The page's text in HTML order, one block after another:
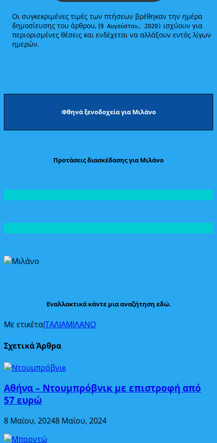
Οι συγκεκριμένες τιμές των πτήσεων βρέθηκαν την ημέρα
δημοσίευσης του άρθρου, (9 Αυγούστου, 2020) ισχύουν για
περιορισμένες θέσεις και ενδέχεται να αλλάξουν εντός λίγων
ημερών.
Φθηνά ξενοδοχεία για Μιλάνο
Προτάσεις διασκέδασης για Μιλάνο
Εναλλακτικά κάντε μια αναζήτηση εδώ.
Με ετικέταΙΤΑΛΙΑΜΙΛΑΝΟ
Σχετικά Άρθρα
Αθήνα – Ντουμπρόβνικ με επιστροφή από
57 ευρώ
8 Μαΐου, 20248 Μαΐου, 2024